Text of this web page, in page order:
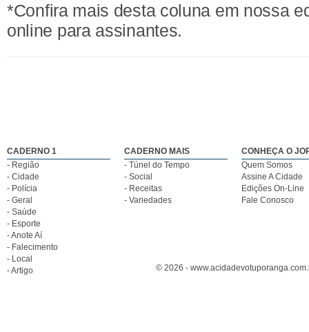
*Confira mais desta coluna em nossa
online para assinantes.
CADERNO 1
- Região
- Cidade
- Polícia
- Geral
- Saúde
- Esporte
- Anote Aí
- Falecimento
- Local
- Artigo
CADERNO MAIS
- Túnel do Tempo
- Social
- Receitas
- Variedades
CONHEÇA O
Quem Somos
Assine A Cidade
Edições On-Line
Fale Conosco
© 2026 -